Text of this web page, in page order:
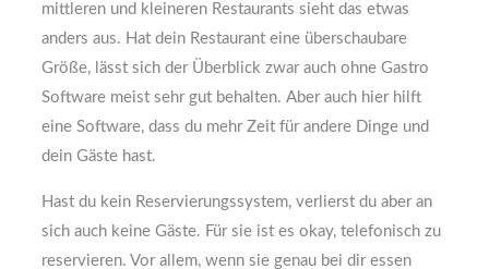
mittleren und kleineren Restaurants sieht das etwas
anders aus. Hat dein Restaurant eine überschaubare
Größe, lässt sich der Überblick zwar auch ohne Gastro
Software meist sehr gut behalten. Aber auch hier hilft
eine Software, dass du mehr Zeit für andere Dinge und
dein Gäste hast.
Hast du kein Reservierungssystem, verlierst du aber an
sich auch keine Gäste. Für sie ist es okay, telefonisch zu
reservieren. Vor allem, wenn sie genau bei dir essen